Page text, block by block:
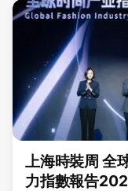
上海時裝周 全
力指數報告